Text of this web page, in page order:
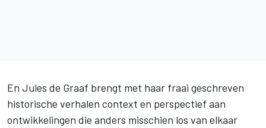
En Jules de Graaf brengt met haar fraai geschreven
historische verhalen context en perspectief aan
ontwikkelingen die anders misschien los van elkaar